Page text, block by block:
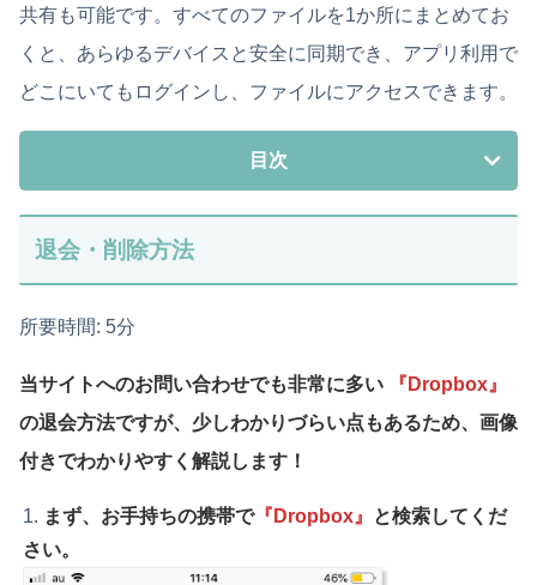
共有も可能です。すべてのファイルを1か所にまとめてお
くと、あらゆるデバイスと安全に同期でき、アプリ利用で
どこにいてもログインし、ファイルにアクセスできます。
目次
退会・削除方法
所要時間: 5分
当サイトへのお問い合わせでも非常に多い
『Dropbox』
の退会方法ですが、少しわかりづらい点もあるため、画像
付きでわかりやすく解説します！
まず、お手持ちの携帯で『Dropbox』
と検索してくだ
さい。